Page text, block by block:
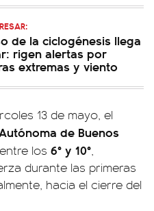
de la ciclogénesis llega
rigen alertas por
extremas y viento
13 de mayo, el
de Buenos
los 6° y 10°,
durante las primeras
hacia el cierre del